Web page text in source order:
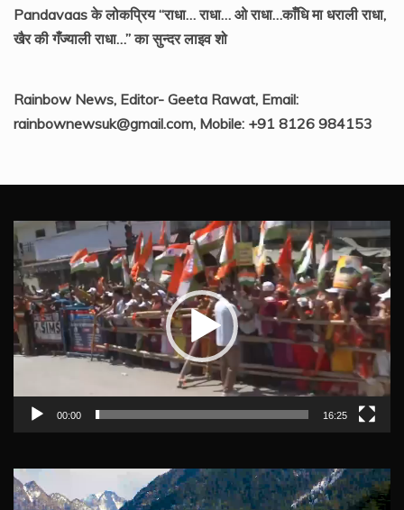
Pandavaas के लोकप्रिय “राधा… राधा… ओ राधा…काँधि मा धराली राधा,
खैर की गँज्याली राधा…” का सुन्दर लाइव शो
Rainbow News, Editor- Geeta Rawat, Email:
rainbownewsuk@gmail.com, Mobile: +91 8126 984153
Video
Player
00:00 16:25
Video
Player